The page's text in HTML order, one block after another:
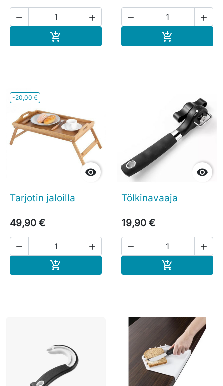
 

 

-20,00 €

Tarjotin jaloilla
49,90 €
 


Tölkinavaaja
19,90 €
 
